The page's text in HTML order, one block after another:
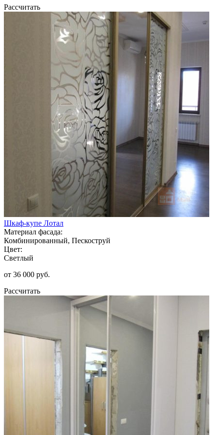
Рассчитать
Шкаф-купе Лотал
Материал фасада:
Комбинированный, Пескоструй
Цвет:
Светлый
от 36 000 руб.
Рассчитать